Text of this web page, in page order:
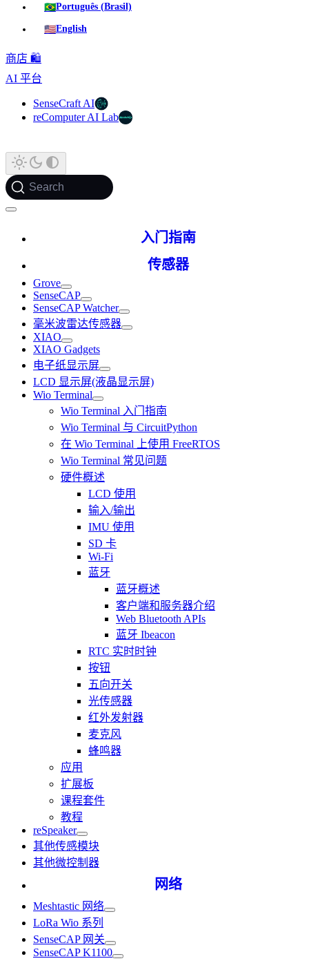
🇧🇷Português (Brasil)
🇺🇸English
商店 🛍️
AI 平台
SenseCraft AI
reComputer AI Lab
Search
入门指南
传感器
Grove
SenseCAP
SenseCAP Watcher
毫米波雷达传感器
XIAO
XIAO Gadgets
电子纸显示屏
LCD 显示屏(液晶显示屏)
Wio Terminal
Wio Terminal 入门指南
Wio Terminal 与 CircuitPython
在 Wio Terminal 上使用 FreeRTOS
Wio Terminal 常见问题
硬件概述
LCD 使用
输入/输出
IMU 使用
SD 卡
Wi-Fi
蓝牙
蓝牙概述
客户端和服务器介绍
Web Bluetooth APIs
蓝牙 Ibeacon
RTC 实时时钟
按钮
五向开关
光传感器
红外发射器
麦克风
蜂鸣器
应用
扩展板
课程套件
教程
reSpeaker
其他传感模块
其他微控制器
网络
Meshtastic 网络
LoRa Wio 系列
SenseCAP 网关
SenseCAP K1100